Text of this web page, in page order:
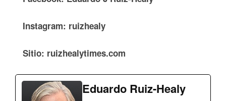
Instagram: ruizhealy
Sitio: ruizhealytimes.com
Eduardo Ruiz-Healy